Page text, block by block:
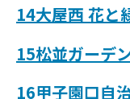
14大屋西 花と
15松並ガーデ
16甲子園口自